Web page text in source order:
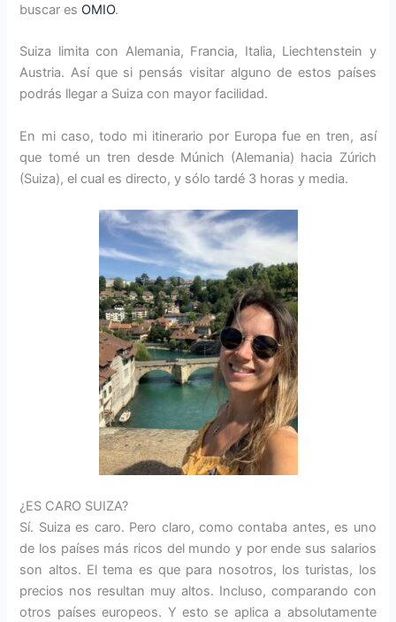
buscar es OMIO.
Suiza limita con Alemania, Francia, Italia, Liechtenstein y
Austria. Así que si pensás visitar alguno de estos países
podrás llegar a Suiza con mayor facilidad.
En mi caso, todo mi itinerario por Europa fue en tren, así
que tomé un tren desde Múnich (Alemania) hacia Zúrich
(Suiza), el cual es directo, y sólo tardé 3 horas y media.
¿ES CARO SUIZA?
Sí. Suiza es caro. Pero claro, como contaba antes, es uno
de los países más ricos del mundo y por ende sus salarios
son altos. El tema es que para nosotros, los turistas, los
precios nos resultan muy altos. Incluso, comparando con
otros países europeos. Y esto se aplica a absolutamente